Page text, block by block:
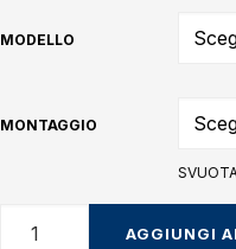
MODELLO
MONTAGGIO
PITCH
AGGIUNGI